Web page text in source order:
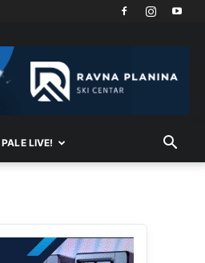
PALE LIVE!
i Ratka kaki su oni
znam ja dobro sta je